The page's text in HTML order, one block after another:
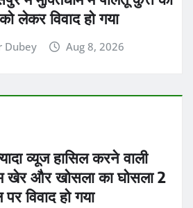
लेकर विवाद हो गया
Dubey Aug 8, 2026
व्यूज हासिल करने वाली
खेर और खोसला का घोसला 2
विवाद हो गया